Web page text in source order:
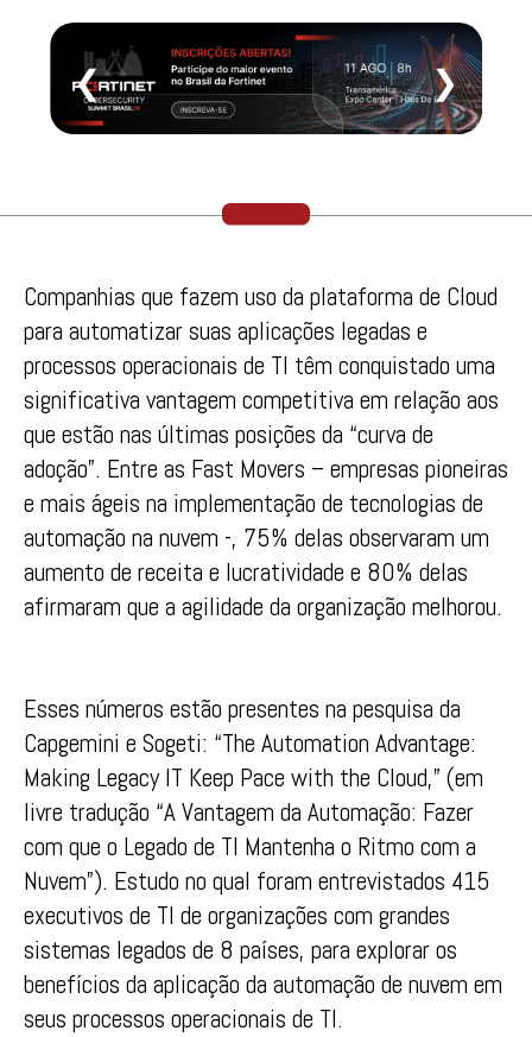
❮ ❯
Companhias que fazem uso da plataforma de Cloud
para automatizar suas aplicações legadas e
processos operacionais de TI têm conquistado uma
significativa vantagem competitiva em relação aos
que estão nas últimas posições da “curva de
adoção”. Entre as Fast Movers – empresas pioneiras
e mais ágeis na implementação de tecnologias de
automação na nuvem -, 75% delas observaram um
aumento de receita e lucratividade e 80% delas
afirmaram que a agilidade da organização melhorou.
Esses números estão presentes na pesquisa da
Capgemini e Sogeti: “The Automation Advantage:
Making Legacy IT Keep Pace with the Cloud,” (em
livre tradução “A Vantagem da Automação: Fazer
com que o Legado de TI Mantenha o Ritmo com a
Nuvem”). Estudo no qual foram entrevistados 415
executivos de TI de organizações com grandes
sistemas legados de 8 países, para explorar os
benefícios da aplicação da automação de nuvem em
seus processos operacionais de TI.